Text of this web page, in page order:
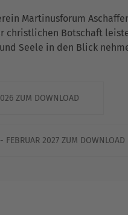
Martinusforum
christlichen Botschaft
Seele in den Blick
ZUM DOWNLOAD
FEBRUAR 2027 ZUM DOWNLOAD